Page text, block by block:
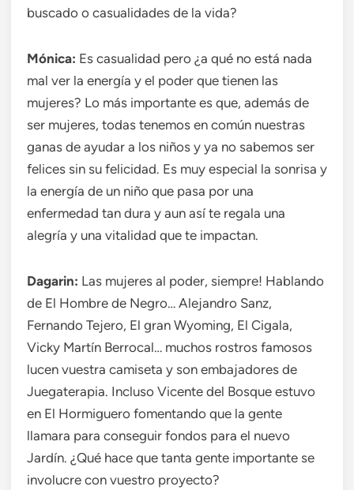
buscado o casualidades de la vida?
Mónica: Es casualidad pero ¿a qué no está nada
mal ver la energía y el poder que tienen las
mujeres? Lo más importante es que, además de
ser mujeres, todas tenemos en común nuestras
ganas de ayudar a los niños y ya no sabemos ser
felices sin su felicidad. Es muy especial la sonrisa y
la energía de un niño que pasa por una
enfermedad tan dura y aun así te regala una
alegría y una vitalidad que te impactan.
Dagarin: Las mujeres al poder, siempre! Hablando
de El Hombre de Negro… Alejandro Sanz,
Fernando Tejero, El gran Wyoming, El Cigala,
Vicky Martín Berrocal… muchos rostros famosos
lucen vuestra camiseta y son embajadores de
Juegaterapia. Incluso Vicente del Bosque estuvo
en El Hormiguero fomentando que la gente
llamara para conseguir fondos para el nuevo
Jardín. ¿Qué hace que tanta gente importante se
involucre con vuestro proyecto?